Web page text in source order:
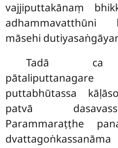
vajjiputtakānaṃ
māsehi
Tadā ca
puttabhūtassa
patvā
Parammaraṭṭhe